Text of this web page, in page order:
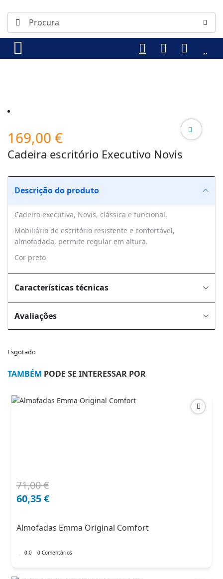
169,00 €
Cadeira escritório Executivo Novis
Descrição do produto
Cadeira executiva, Novis, clássica e funcional.
Mobiliário de escritório resistente e confortável,
almofadada, permite regular em altura.
Cor preto
Características técnicas
Avaliações
Esgotado
TAMBÉM PODE SE INTERESSAR POR
71,00€
O
preço
71,00 €.
60,35€
O
preço
60,35 €.
Almofadas Emma Original Comfort
0.0 0 Comentários